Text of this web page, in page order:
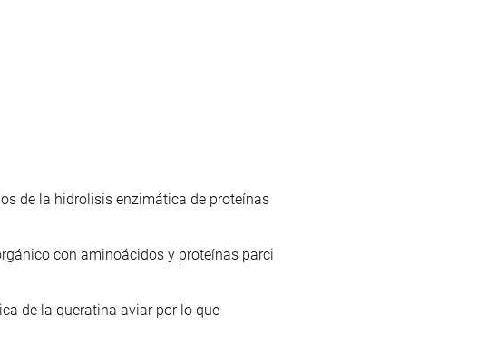
de la hidrolisis enzimática de proteínas
con aminoácidos y proteínas parci
de la queratina aviar por lo que